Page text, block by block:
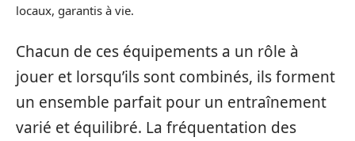
locaux, garantis à vie.
Chacun de ces équipements a un rôle à
jouer et lorsqu’ils sont combinés, ils forment
un ensemble parfait pour un entraînement
varié et équilibré. La fréquentation des